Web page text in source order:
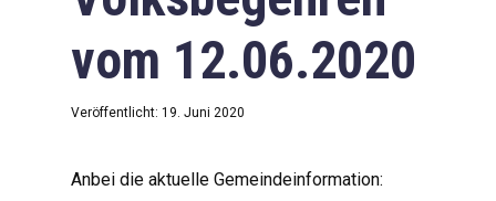
vom 12.06.2020
Veröffentlicht: 19. Juni 2020
Anbei die aktuelle Gemeindeinformation: